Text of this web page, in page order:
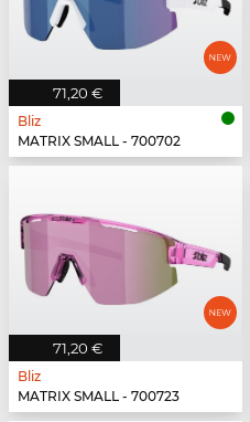
71,20 €
Bliz
MATRIX SMALL - 700702
71,20 €
Bliz
MATRIX SMALL - 700723